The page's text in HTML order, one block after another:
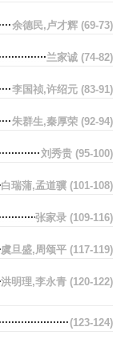
余德民,卢才辉 (69-73)
兰家诚 (74-82)
李国祯,许绍元 (83-91)
朱群生,秦厚荣 (92-94)
刘秀贵 (95-100)
白瑞蒲,孟道骥 (101-108)
张家录 (109-116)
虞旦盛,周颂平 (117-119)
洪明理,李永青 (120-122)
(123-124)